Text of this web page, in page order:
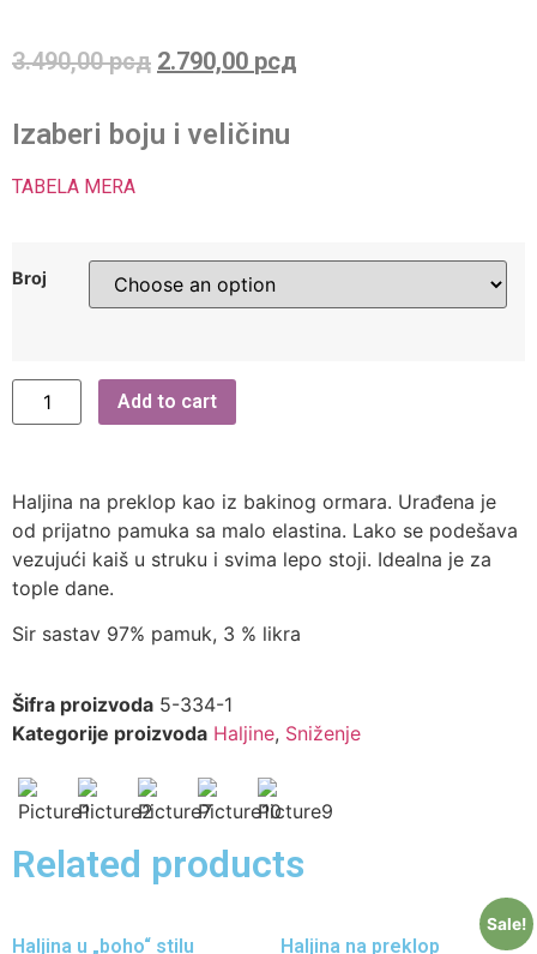
3.490,00рсд 2.790,00 рсд
Izaberi boju i veličinu
TABELA MERA
Broj
Add to cart
Haljina na preklop kao iz bakinog ormara. Urađena je
od prijatno pamuka sa malo elastina. Lako se podešava
vezujući kaiš u struku i svima lepo stoji. Idealna je za
tople dane.
Sir sastav 97% pamuk, 3 % likra
Šifra proizvoda 5-334-1
Kategorije proizvoda Haljine, Sniženje
Related products
Haljina u „boho“ stilu
Sale!
Haljina na preklop